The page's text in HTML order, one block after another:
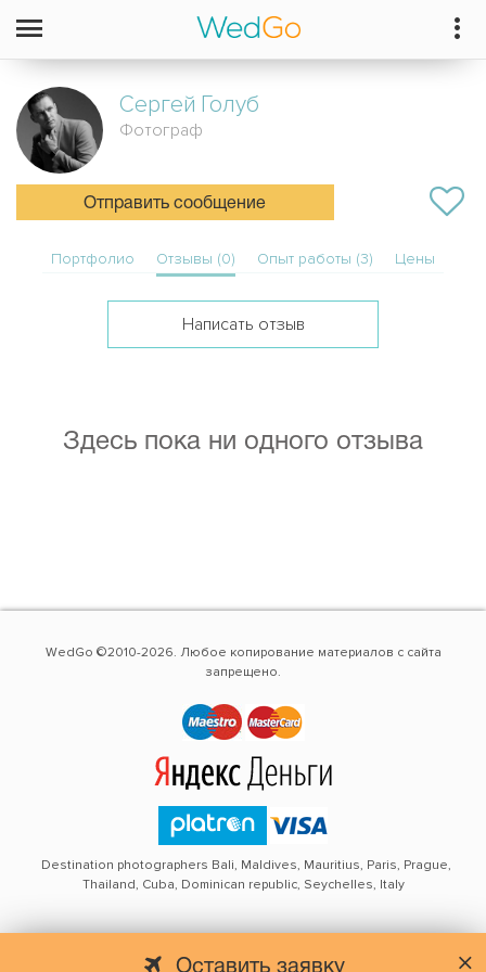
Оставить заявку
Сергей Голуб
Фотограф
Отправить сообщение
Портфолио Отзывы (0) Опыт работы (3) Цены
Написать отзыв
Здесь пока ни одного отзыва
WedGo ©2010-2026. Любое копирование материалов с сайта
запрещено.
Destination photographers Bali, Maldives, Mauritius, Paris, Prague,
Thailand, Cuba, Dominican republic, Seychelles, Italy